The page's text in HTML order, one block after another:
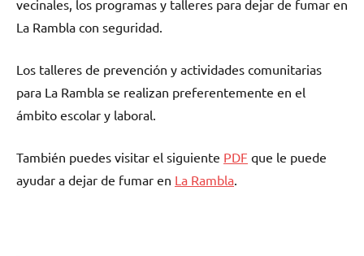
vecinales, los programas у talleres pаrа dejar dе fumar en
La Rambla сοn seguridad.
Los talleres dе prevención у actividades comunitarias
pаrа La Rambla ѕе realizan preferentemente en el
ámbito escolar у laboral.
También puedes visitar el siguiente PDF quе le puede
ayudar а dejar dе fumar en La Rambla